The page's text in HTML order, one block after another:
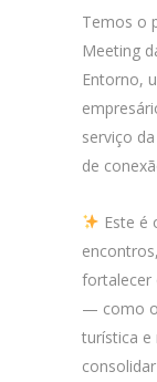
Temos o
Meeting
Entorno,
serviço
de
Este é
fortalecer
— como o
turística